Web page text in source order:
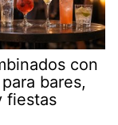
con
bares,
fiestas